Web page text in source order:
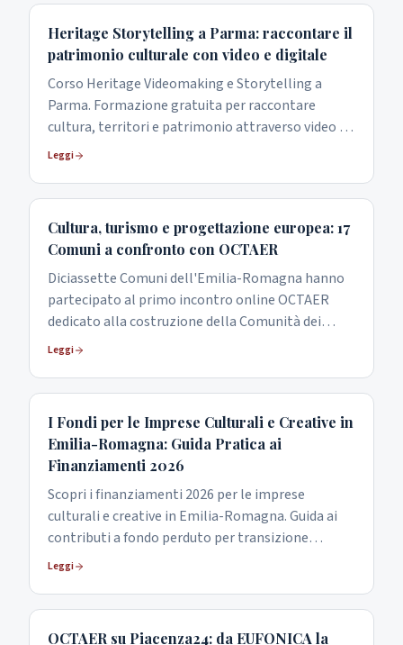
Heritage Storytelling a Parma: raccontare il
patrimonio culturale con video e digitale
Corso Heritage Videomaking e Storytelling a
Parma. Formazione gratuita per raccontare
cultura, territori e patrimonio attraverso video e
strategie digitali.
Leggi
Cultura, turismo e progettazione europea: 17
Comuni a confronto con OCTAER
Diciassette Comuni dell'Emilia-Romagna hanno
partecipato al primo incontro online OCTAER
dedicato alla costruzione della Comunità dei
Comuni per cultura, turismo, eventi e
Leggi
I Fondi per le Imprese Culturali e Creative in
Emilia-Romagna: Guida Pratica ai
Finanziamenti 2026
Scopri i finanziamenti 2026 per le imprese
culturali e creative in Emilia-Romagna. Guida ai
contributi a fondo perduto per transizione
digitale, cinema e spettacolo.
Leggi
OCTAER su Piacenza24: da EUFONICA la